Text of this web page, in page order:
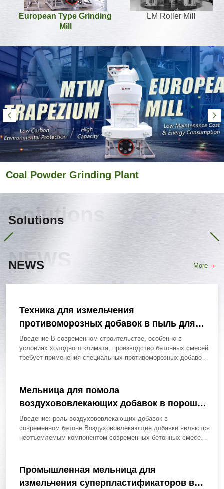
European Type Grinding
Mill
LM Roller Mill
Coal Powder Grinding Plant
Solutions
Solutions
NEWS
NEWS More
Техника для измельчения
противоморозных добавок в пыль для
бетонных смесей
Введение В современном строительстве, особенно в
условиях холодного климата, производство бетонных смесей
требует применения специальных противоморозных добавок,
Мельница для помола
воздухововлекающих добавок в порошок
для бетона
Введение: роль воздухововлекающих добавок в
современном бетоне Воздухововлекающие добавки являются
неотъемлемым компонентом современных бетонных смесей,
Промышленная мельница для
измельчения суперпластификаторов в